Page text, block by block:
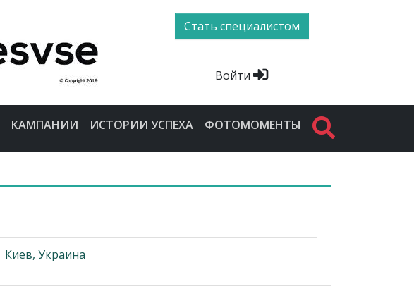
Стать специалистом
Войти
КАМПАНИИ ИСТОРИИ УСПЕХА ФОТОМОМЕНТЫ
Киев, Украина